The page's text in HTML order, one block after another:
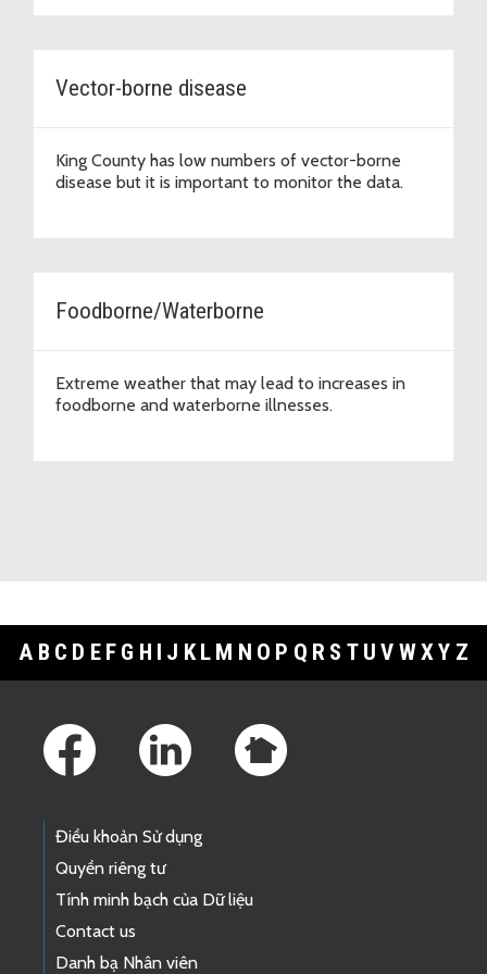
Vector-borne disease
King County has low numbers of vector-borne
disease but it is important to monitor the data.
Foodborne/Waterborne
Extreme weather that may lead to increases in
foodborne and waterborne illnesses.
A B C D E F G H I J K L M N O P Q R S T U V WXY Z
Điều khoản Sử dụng
Quyền riêng tư
Tính minh bạch của Dữ liệu
Contact us
Danh bạ Nhân viên